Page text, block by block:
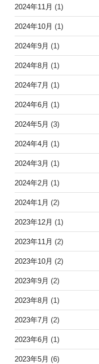
2024年11月 (1)
2024年10月 (1)
2024年9月 (1)
2024年8月 (1)
2024年7月 (1)
2024年6月 (1)
2024年5月 (3)
2024年4月 (1)
2024年3月 (1)
2024年2月 (1)
2024年1月 (2)
2023年12月 (1)
2023年11月 (2)
2023年10月 (2)
2023年9月 (2)
2023年8月 (1)
2023年7月 (2)
2023年6月 (1)
2023年5月 (6)